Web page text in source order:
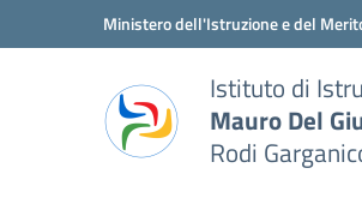
Vai ai contenuti
Vai al menu di navigazioneMinistero dell'Istruzione e del
Istituto di
Mauro Del
Rodi